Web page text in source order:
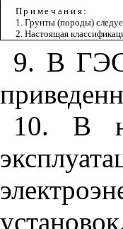
Примечания:
1.Грунты (породы)
2. Настоящая
9. В Г
10. В
эксплуата